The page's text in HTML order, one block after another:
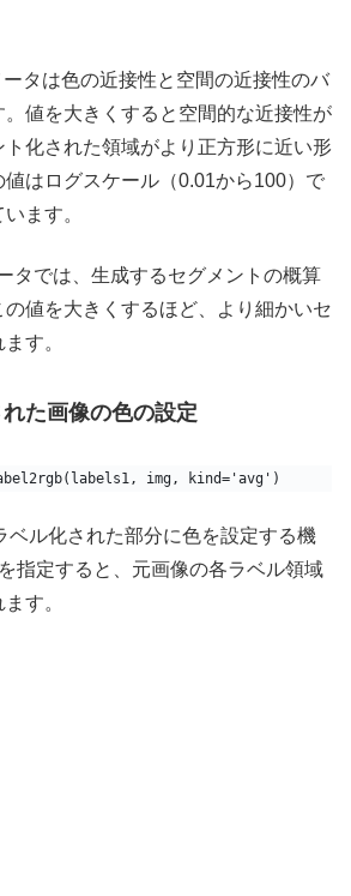
タは色の近接性と空間の近接性のバ
値を大きくすると空間的な近接性が
化された領域がより正方形に近い形
はログスケール（0.01から100）で
ます。
タでは、生成するセグメントの概算
値を大きくするほど、より細かいセ
す。
た画像の色の設定
img, kind='avg')
ベル化された部分に色を設定する機
指定すると、元画像の各ラベル領域
す。